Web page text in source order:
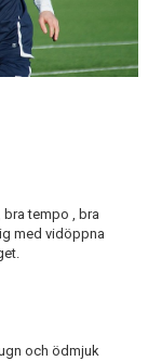
tempo , bra
med vidöppna
och ödmjuk